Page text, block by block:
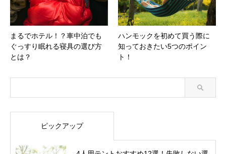
まるでホテル！？車中泊でも
ぐっすり眠れる寝具の選び方
とは？
ハンモックを初めて買う際に
知っておきたい5つのポイン
ト！
ピックアップ